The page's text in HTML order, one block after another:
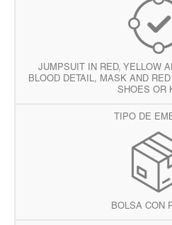
JUMPSUIT IN RED, YELLOW
BLOOD DETAIL, MASK AND
SHOES OR
TIPO DE
BOLSA CON